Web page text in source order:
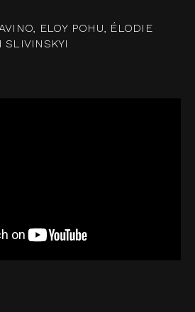
ELOY POHU, ÉLODIE
SLIVINSKYI